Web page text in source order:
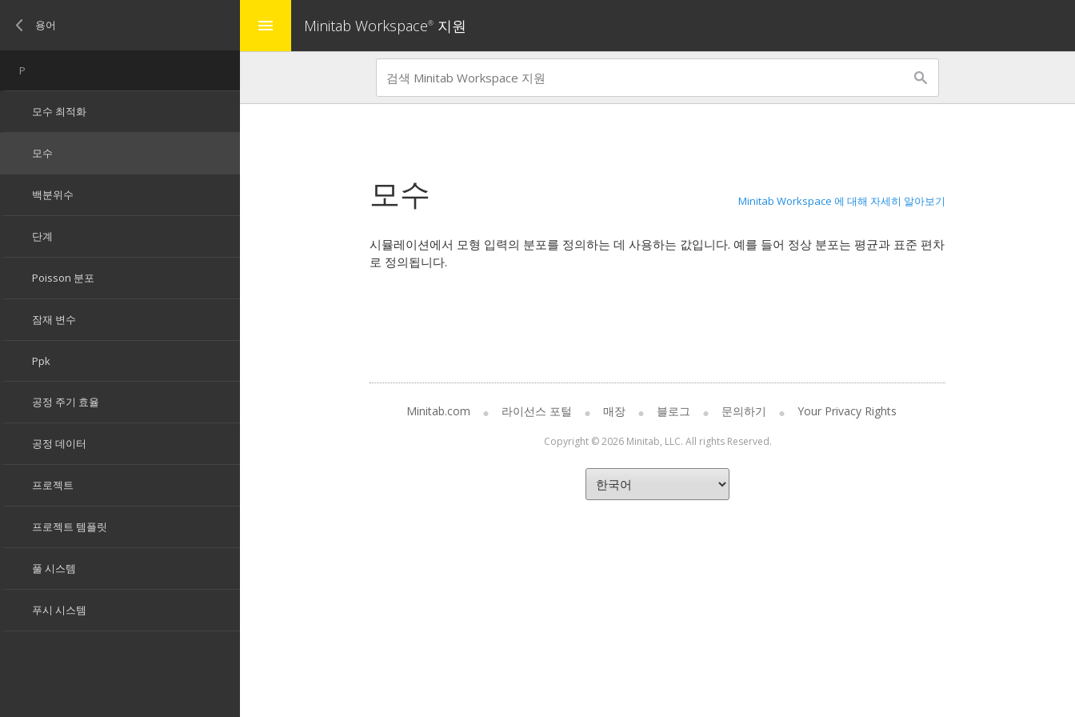
menu Minitab Workspace® 지원
모수 Minitab Workspace 에 대해 자세히 알아보기
시뮬레이션에서 모형 입력의 분포를 정의하는 데 사용하는 값입니다. 예를 들어 정상 분포는 평균과 표준 편차
로 정의됩니다.
Minitab.com 라이선스 포털 매장 블로그 문의하기 Your Privacy Rights
Copyright © 2026 Minitab, LLC. All rights Reserved.